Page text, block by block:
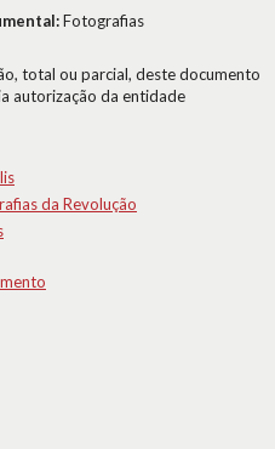
Fotografias
total ou parcial, deste documento
autorização da entidade
da Revolução